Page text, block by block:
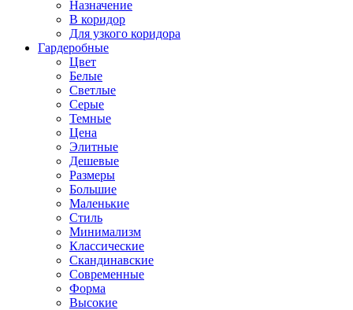
Назначение
В коридор
Для узкого коридора
Гардеробные
Цвет
Белые
Светлые
Серые
Темные
Цена
Элитные
Дешевые
Размеры
Большие
Маленькие
Стиль
Минимализм
Классические
Скандинавские
Современные
Форма
Высокие